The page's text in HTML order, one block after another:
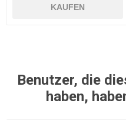
KAUFEN
Benutzer, die
haben,